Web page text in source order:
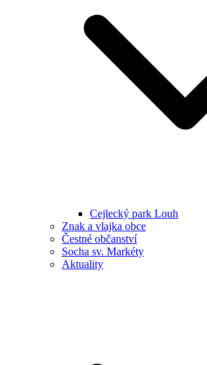
Cejlecký park Louh
Znak a vlajka obce
Čestné občanství
Socha sv. Markéty
Aktuality